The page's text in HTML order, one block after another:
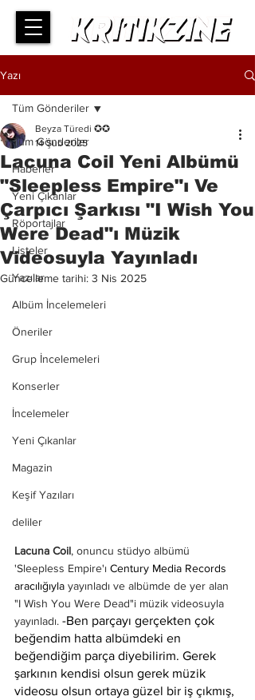
Yazı
Tüm Gönderiler
Haberler
Yeni Çıkanlar
Röportajlar
Listeler
Yazılar
Albüm İncelemeleri
Öneriler
Grup İncelemeleri
Konserler
İncelemeler
Yeni Çıkanlar
Magazin
Keşif Yazıları
deliler
Tüm Gönderiler
Lacuna Coil Yeni Albümü
"Sleepless Empire"ı Ve
Çarpıcı Şarkısı "I Wish You
Were Dead"ı Müzik
Videosuyla Yayınladı
Beyza Türedi ✪✪
14 Şub 2025
Güncelleme tarihi: 3 Nis 2025
Lacuna Coil, onuncu stüdyo albümü
'Sleepless Empire'ı Century Media Records
aracılığıyla yayınladı ve albümde de yer alan
"I Wish You Were Dead"i müzik videosuyla
yayınladı. -Ben parçayı gerçekten çok
beğendim hatta albümdeki en
beğendiğim parça diyebilirim. Gerek
şarkının kendisi olsun gerek müzik
videosu olsun ortaya güzel bir iş çıkmış,